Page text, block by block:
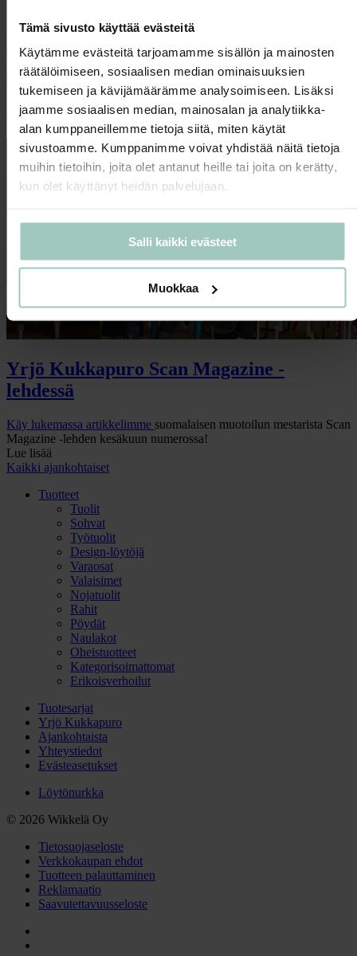
Tämä sivusto käyttää evästeitä
Käytämme evästeitä tarjoamamme sisällön ja mainosten
räätälöimiseen, sosiaalisen median ominaisuuksien
tukemiseen ja kävijämäärämme analysoimiseen. Lisäksi
jaamme sosiaalisen median, mainosalan ja analytiikka-
alan kumppaneillemme tietoja siitä, miten käytät
sivustoamme. Kumppanimme voivat yhdistää näitä tietoja
muihin tietoihin, joita olet antanut heille tai joita on kerätty,
kun olet käyttänyt heidän palvelujaan.
Salli kaikki evästeet
Muokkaa
Kukkapuron alkuperäisen piirustuksen mukaan.
Ota yhteyttä niin kerromme lisää tuotteistamme.
Ota yhteyttä
Ajankohtaista
Yrjö Kukkapuro Scan Magazine -
lehdessä
Käy lukemassa artikkelimme suomalaisen muotoilun mestarista Scan
Magazine -lehden kesäkuun numerossa!
Lue lisää
Kaikki ajankohtaiset
Tuotteet
Tuolit
Sohvat
Työtuolit
Design-löytöjä
Varaosat
Valaisimet
Nojatuolit
Rahit
Pöydät
Naulakot
Oheistuotteet
Kategorisoimattomat
Erikoisverhoilut
Tuotesarjat
Yrjö Kukkapuro
Ajankohtaista
Yhteystiedot
Evästeasetukset
Löytönurkka
© 2026 Wikkelä Oy
Tietosuojaseloste
Verkkokaupan ehdot
Tuotteen palauttaminen
Reklamaatio
Saavutettavuusseloste